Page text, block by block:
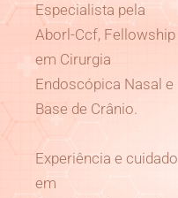
Especialista pela
Aborl-Ccf, Fellowship
em Cirurgia
Endoscópica Nasal e
Base de Crânio.
Experiência e cuidado
em